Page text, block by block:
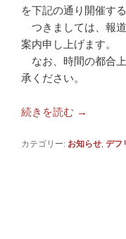
を下記の通り開催す
つきましては、報
案内申し上げます。
なお、時間の都合
承ください。
続きを読む →
カテゴリー: お知らせ, デフ